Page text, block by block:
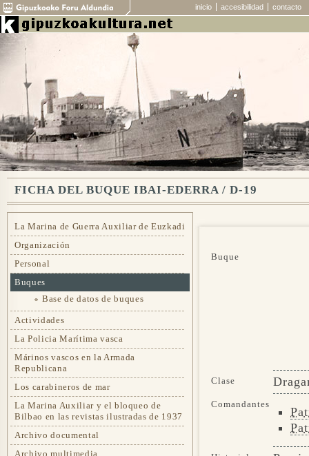
inicio accesibilidad contacto
FICHA DEL BUQUE IBAI-EDERRA / D-19
La Marina de Guerra Auxiliar de Euzkadi
Organización
Personal
Buques
Base de datos de buques
Actividades
La Policia Marítima vasca
Márinos vascos en la Armada
Republicana
Los carabineros de mar
La Marina Auxiliar y el bloqueo de
Bilbao en las revistas ilustradas de 1937
Archivo documental
Archivo multimedia
Buque
Clase
Comandantes